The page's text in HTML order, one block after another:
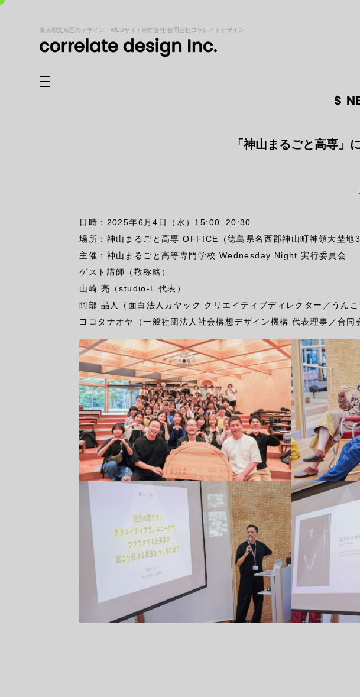
東京都文京区のデザイン・WEBサイト制作会社 合同会社コラレイトデザイン
$
「神山まるごと高専」
日時：2025年6月4日（水）15:00–20:30
場所：神山まるごと高専 OFFICE（徳島県名西郡神山町神領大埜地
主催：神山まるごと高等専門学校 Wednesday Night 実行委員会
ゲスト講師（敬称略）
山崎 亮（studio-L 代表）
阿部 晶人（面白法人カヤック クリエイティブディレクター／うんこ
ヨコタナオヤ（一般社団法人社会構想デザイン機構 代表理事／合同